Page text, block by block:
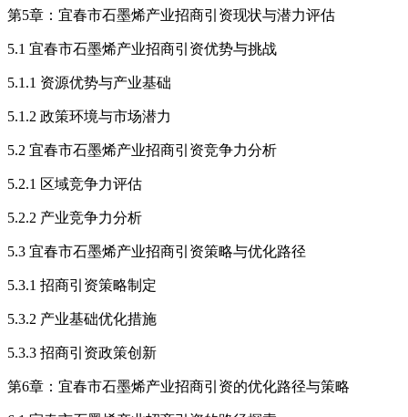
第5章：宜春市石墨烯产业招商引资现状与潜力评估
5.1 宜春市石墨烯产业招商引资优势与挑战
5.1.1 资源优势与产业基础
5.1.2 政策环境与市场潜力
5.2 宜春市石墨烯产业招商引资竞争力分析
5.2.1 区域竞争力评估
5.2.2 产业竞争力分析
5.3 宜春市石墨烯产业招商引资策略与优化路径
5.3.1 招商引资策略制定
5.3.2 产业基础优化措施
5.3.3 招商引资政策创新
第6章：宜春市石墨烯产业招商引资的优化路径与策略